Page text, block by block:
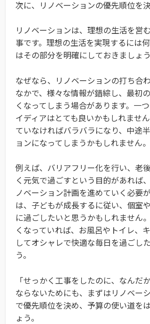
次に、リノベーションの優先順位を決
リノベーションは、理想の生活を営
事です。理想の生活を実現するには
はその部分を明確にしておきましょう
なぜなら、リノベーションの打ち合
なかで、様々な情報が錯綜し、最初
くなってしまう場合があります。一
イディアはとても良いかもしれませ
ていなければバラバラになり、中途
ョンになってしまうかもしれません。
例えば、バリアフリー化を行い、老
く元気で過ごすという目的があれば
ノベーション計画を進めていく必要
は、子どもが成長するに従い、個室
に過ごしたいと思うかもしれません
くなっていれば、お風呂やトイレ、
してオシャレで快適な毎日を過ごし
う。
「せっかく工事をしたのに、なんだ
ならないためにも、まずはリノベー
で優先順位を決め、予算の使い道を
ょう。